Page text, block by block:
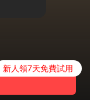
新人領7天免費試用